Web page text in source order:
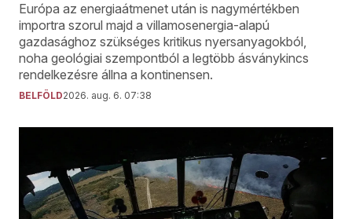
Európa az energiaátmenet után is nagymértékben
importra szorul majd a villamosenergia-alapú
gazdasághoz szükséges kritikus nyersanyagokból,
noha geológiai szempontból a legtöbb ásványkincs
rendelkezésre állna a kontinensen.
BELFÖLD2026. aug. 6. 07:38